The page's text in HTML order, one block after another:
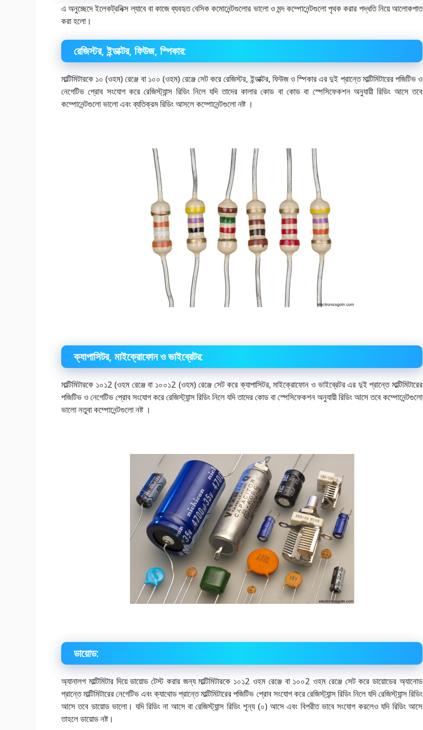
এ অনুচ্ছেদে ইলেকট্রনিক্স ল্যাবে বা কাজে ব্যবহৃত বেসিক কমোনেন্টগুলোর ভালো ও মন্দ কম্পোনেন্টগুলো পৃথক করার পদ্ধতি নিয়ে আলোকপাত
করা হলো।
রেজিস্টর, ইন্ডাক্টর, ফিউজ, স্পিকার:
মাল্টিমিটারকে ১০ (ওহম) রেঞ্জে বা ১০০ (ওহম) রেঞ্জে সেট করে রেজিস্টর, ইন্ডাক্টর, ফিউজ ও স্পিকার এর দুই প্রান্তে মাল্টিমিটারের পজিটিভ ও
নেগেটিভ প্রোব সংযোগ করে রেজিস্ট্যান্স রিডিং নিলে যদি তাদের কালার কোড বা কোড বা স্পেসিফেকশন অনুযায়ী রিডিং আসে তবে
কম্পোনেন্টগুলো ভালো এবং ব্যতিক্রম রিডিং আসলে কম্পোনেন্টগুলো নষ্ট ।
ক্যাপাসিটর, মাইক্রোফোন ও ভাইব্রেটর:
মাল্টিমিটারকে ১০১2 (ওহম রেঞ্জে বা ১০০১2 (ওহম) রেঞ্জে সেট করে ক্যাপাসিটর, মাইক্রোফোন ও ভাইব্রেটর এর দুই প্রান্তে মাল্টিমিটারের
পজিটিভ ও নেগেটিভ প্রোব সংযোগ করে রেজিস্ট্যান্স রিডিং নিলে যদি তাদের কোড বা স্পেসিফেকশন অনুযায়ী রিডিং আসে তবে কম্পোনেন্টগুলো
ভালো নতুবা কম্পোনেন্টগুলো নষ্ট ।
ডায়োড:
অ্যানালগ মাল্টিমিটার দিয়ে ডায়োড টেস্ট করার জন্য মাল্টিমিটারকে ১০১2 ওহম রেঞ্জে বা ১০০2 ওহম রেঞ্জে সেট করে ডায়োডের অ্যানোড
প্রান্তে মাল্টিমিটারের নেগেটিভ এবং ক্যাথোড প্রান্তে মাল্টিমিটারের পজিটিভ প্রোব সংযোগ করে রেজিস্ট্যান্স রিডিং নিলে যদি রেজিস্ট্যান্স রিডিং
আসে তবে ডায়োড ভালো। যদি রিডিং না আসে বা রেজিস্ট্যান্স রিডিং শূন্য (০) আসে এবং বিপরীত ভাবে সংযোগ করলেও যদি রিডিং আসে
তাহলে ডায়োড নষ্ট।